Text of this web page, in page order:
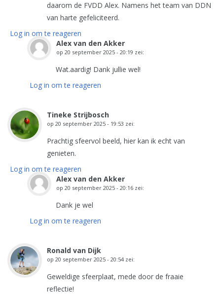
daarom de FVDD Alex. Namens het team van DDN
van harte gefeliciteerd.
Log in om te reageren
Alex van den Akker
op 20 september 2025 - 20:19 zei:
Wat.aardig! Dank jullie wel!
Log in om te reageren
Tineke Strijbosch
op 20 september 2025 - 19:53 zei:
Prachtig sfeervol beeld, hier kan ik echt van
genieten.
Log in om te reageren
Alex van den Akker
op 20 september 2025 - 20:16 zei:
Dank je wel
Log in om te reageren
Ronald van Dijk
op 20 september 2025 - 20:54 zei:
Geweldige sfeerplaat, mede door de fraaie
reflectie!